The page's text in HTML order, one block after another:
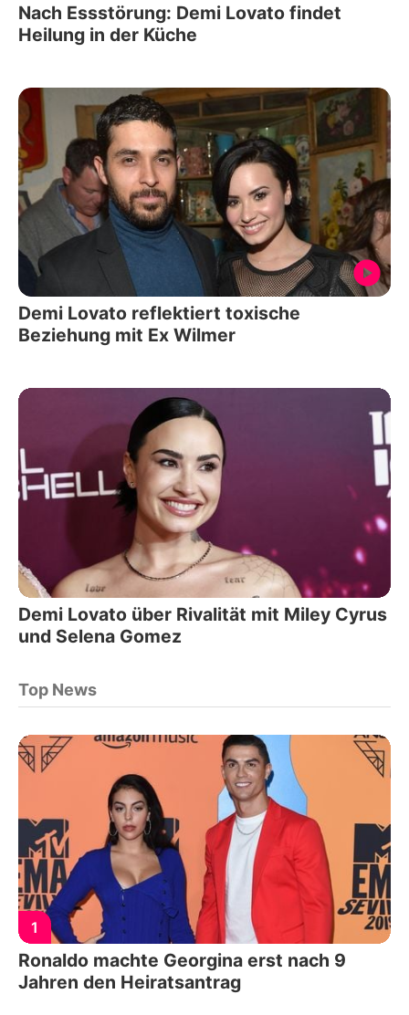
Nach Essstörung: Demi Lovato findet
Heilung in der Küche
Demi Lovato reflektiert toxische
Beziehung mit Ex Wilmer
Demi Lovato über Rivalität mit Miley Cyrus
und Selena Gomez
Top News
1
Ronaldo machte Georgina erst nach 9
Jahren den Heiratsantrag